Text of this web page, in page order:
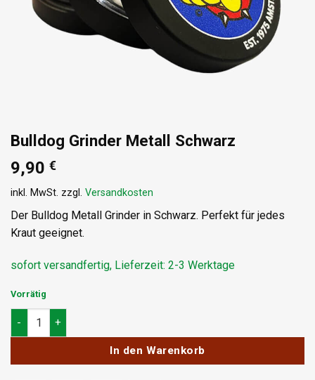
Bulldog Grinder Metall Schwarz
9,90 €
inkl. MwSt. zzgl. Versandkosten
Der Bulldog Metall Grinder in Schwarz. Perfekt für jedes
Kraut geeignet.
sofort versandfertig, Lieferzeit: 2-3 Werktage
Vorrätig
Bulldog Grinder Metall Schwarz Menge
In den Warenkorb